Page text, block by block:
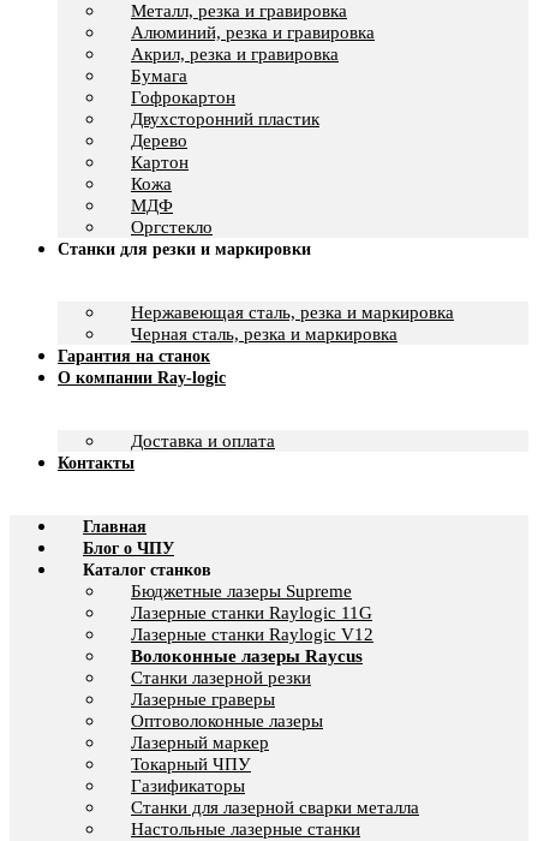
Металл, резка и гравировка
Алюминий, резка и гравировка
Акрил, резка и гравировка
Бумага
Гофрокартон
Двухсторонний пластик
Дерево
Картон
Кожа
МДФ
Оргстекло
Станки для резки и маркировки
Нержавеющая сталь, резка и маркировка
Черная сталь, резка и маркировка
Гарантия на станок
О компании Ray-logic
Доставка и оплата
Контакты
Главная
Блог о ЧПУ
Каталог станков
Бюджетные лазеры Supreme
Лазерные станки Raylogic 11G
Лазерные станки Raylogic V12
Волоконные лазеры Raycus
Станки лазерной резки
Лазерные граверы
Оптоволоконные лазеры
Лазерный маркер
Токарный ЧПУ
Газификаторы
Cтанки для лазерной сварки металла
Настольные лазерные станки